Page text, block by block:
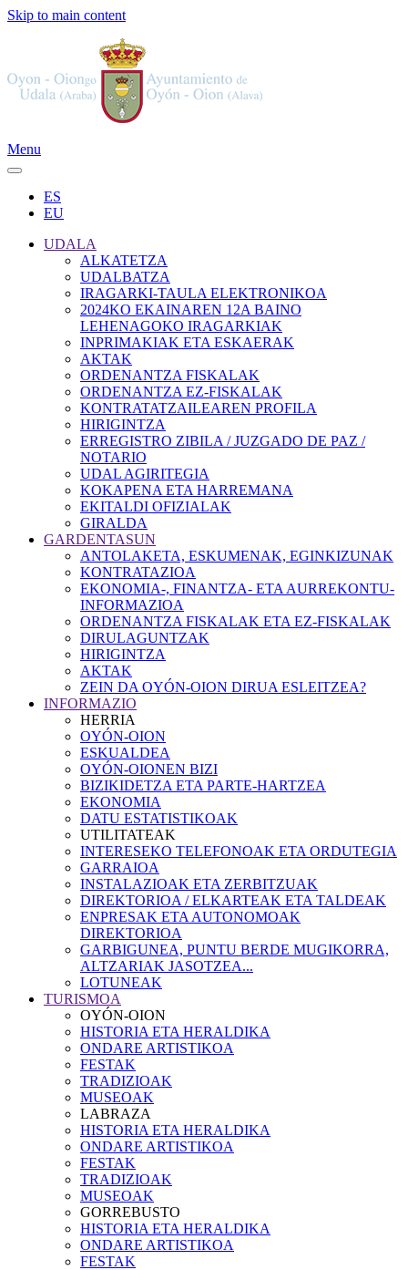
Skip to main content
Menu
ES
EU
UDALA
ALKATETZA
UDALBATZA
IRAGARKI-TAULA ELEKTRONIKOA
2024KO EKAINAREN 12A BAINO
LEHENAGOKO IRAGARKIAK
INPRIMAKIAK ETA ESKAERAK
AKTAK
ORDENANTZA FISKALAK
ORDENANTZA EZ-FISKALAK
KONTRATATZAILEAREN PROFILA
HIRIGINTZA
ERREGISTRO ZIBILA / JUZGADO DE PAZ /
NOTARIO
UDAL AGIRITEGIA
KOKAPENA ETA HARREMANA
EKITALDI OFIZIALAK
GIRALDA
GARDENTASUN
ANTOLAKETA, ESKUMENAK, EGINKIZUNAK
KONTRATAZIOA
EKONOMIA-, FINANTZA- ETA AURREKONTU-
INFORMAZIOA
ORDENANTZA FISKALAK ETA EZ-FISKALAK
DIRULAGUNTZAK
HIRIGINTZA
AKTAK
ZEIN DA OYÓN-OION DIRUA ESLEITZEA?
INFORMAZIO
HERRIA
OYÓN-OION
ESKUALDEA
OYÓN-OIONEN BIZI
BIZIKIDETZA ETA PARTE-HARTZEA
EKONOMIA
DATU ESTATISTIKOAK
UTILITATEAK
INTERESEKO TELEFONOAK ETA ORDUTEGIA
GARRAIOA
INSTALAZIOAK ETA ZERBITZUAK
DIREKTORIOA / ELKARTEAK ETA TALDEAK
ENPRESAK ETA AUTONOMOAK
DIREKTORIOA
GARBIGUNEA, PUNTU BERDE MUGIKORRA,
ALTZARIAK JASOTZEA...
LOTUNEAK
TURISMOA
OYÓN-OION
HISTORIA ETA HERALDIKA
ONDARE ARTISTIKOA
FESTAK
TRADIZIOAK
MUSEOAK
LABRAZA
HISTORIA ETA HERALDIKA
ONDARE ARTISTIKOA
FESTAK
TRADIZIOAK
MUSEOAK
GORREBUSTO
HISTORIA ETA HERALDIKA
ONDARE ARTISTIKOA
FESTAK